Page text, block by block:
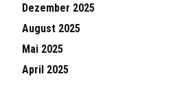
Dezember 2025
August 2025
Mai 2025
April 2025